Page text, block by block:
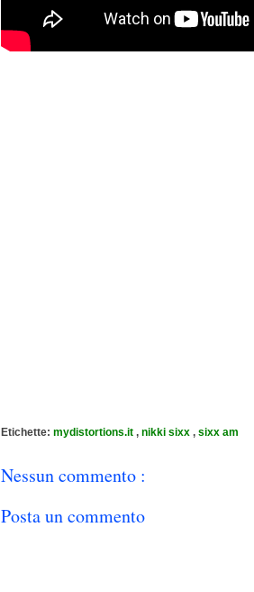
Etichette: mydistortions.it , nikki sixx , sixx am
Nessun commento :
Posta un commento